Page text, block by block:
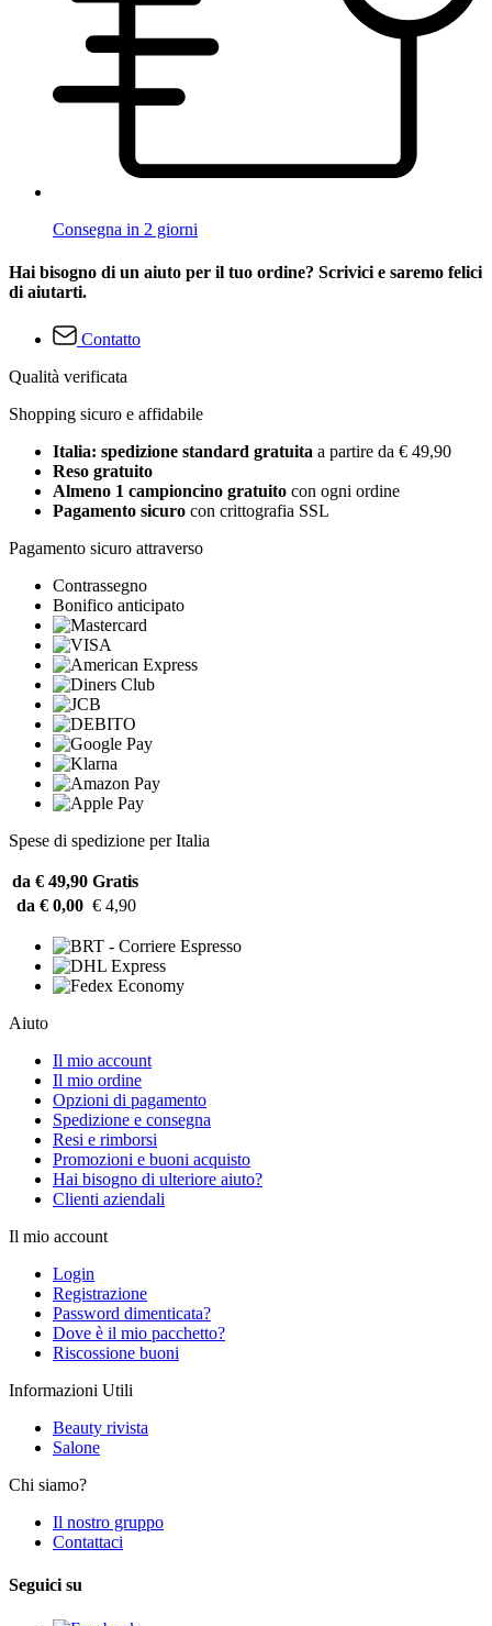
Consegna in 2 giorni
Hai bisogno di un aiuto per il tuo ordine? Scrivici e saremo felici
di aiutarti.
Contatto
Qualità verificata
Shopping sicuro e affidabile
Italia: spedizione standard gratuita a partire da € 49,90
Reso gratuito
Almeno 1 campioncino gratuito con ogni ordine
Pagamento sicuro con crittografia SSL
Pagamento sicuro attraverso
Contrassegno
Bonifico anticipato
Spese di spedizione per Italia
da € 49,90 Gratis
da € 0,00 € 4,90
Aiuto
Il mio account
Il mio ordine
Opzioni di pagamento
Spedizione e consegna
Resi e rimborsi
Promozioni e buoni acquisto
Hai bisogno di ulteriore aiuto?
Clienti aziendali
Il mio account
Login
Registrazione
Password dimenticata?
Dove è il mio pacchetto?
Riscossione buoni
Informazioni Utili
Beauty rivista
Salone
Chi siamo?
Il nostro gruppo
Contattaci
Seguici su